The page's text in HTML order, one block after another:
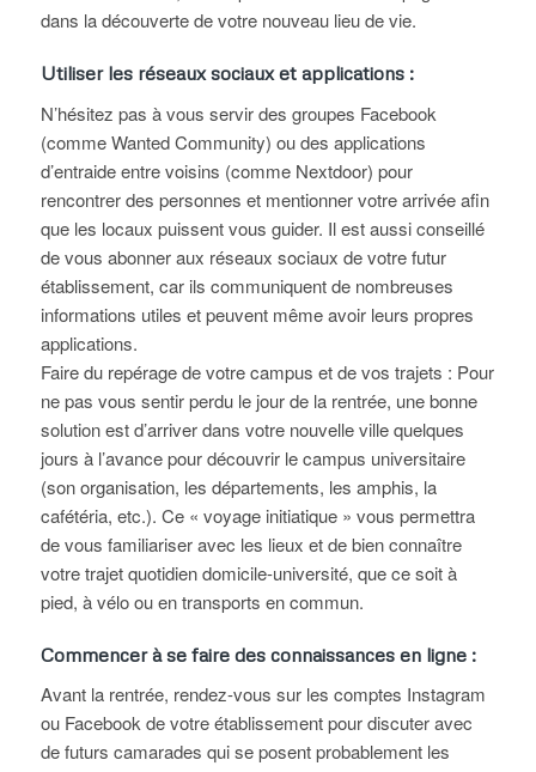
dans la découverte de votre nouveau lieu de vie.
Utiliser les réseaux sociaux et applications :
N’hésitez pas à vous servir des groupes Facebook
(comme Wanted Community) ou des applications
d’entraide entre voisins (comme Nextdoor) pour
rencontrer des personnes et mentionner votre arrivée afin
que les locaux puissent vous guider. Il est aussi conseillé
de vous abonner aux réseaux sociaux de votre futur
établissement, car ils communiquent de nombreuses
informations utiles et peuvent même avoir leurs propres
applications.
Faire du repérage de votre campus et de vos trajets : Pour
ne pas vous sentir perdu le jour de la rentrée, une bonne
solution est d’arriver dans votre nouvelle ville quelques
jours à l’avance pour découvrir le campus universitaire
(son organisation, les départements, les amphis, la
cafétéria, etc.). Ce « voyage initiatique » vous permettra
de vous familiariser avec les lieux et de bien connaître
votre trajet quotidien domicile-université, que ce soit à
pied, à vélo ou en transports en commun.
Commencer à se faire des connaissances en ligne :
Avant la rentrée, rendez-vous sur les comptes Instagram
ou Facebook de votre établissement pour discuter avec
de futurs camarades qui se posent probablement les